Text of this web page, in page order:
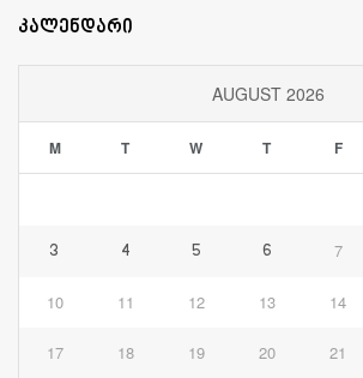
კალენდარი
AUGUST 2026
M T W T F
3 4 5 6 7
10 11 12 13 14
17 18 19 20 21